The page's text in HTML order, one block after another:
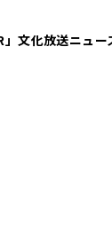
」文化放送ニュー